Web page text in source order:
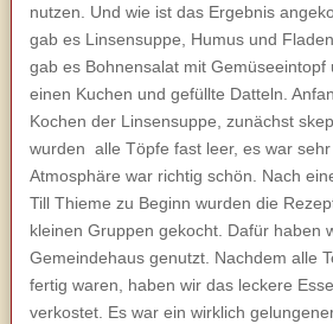
nutzen. Und wie ist das Ergebnis
gab es Linsensuppe, Humus und
gab es Bohnensalat mit Gemüseeintopf
einen Kuchen und gefüllte Datteln.
Kochen der Linsensuppe, zunächst
wurden alle Töpfe fast leer, es war
Atmosphäre war richtig schön. Nach
Till Thieme zu Beginn wurden die
kleinen Gruppen gekocht. Dafür haben
Gemeindehaus genutzt. Nachdem alle
fertig waren, haben wir das leckere
verkostet. Es war ein wirklich